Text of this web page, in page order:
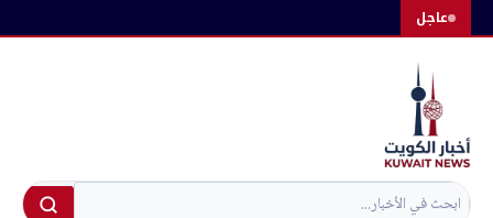
عاجلالتجاوز